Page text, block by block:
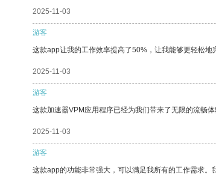
2025-11-03
游客
这款app让我的工作效率提高了50%，让我能够更轻松地
2025-11-03
游客
这款加速器VPM应用程序已经为我们带来了无限的流畅体
2025-11-03
游客
这款app的功能非常强大，可以满足我所有的工作需求。